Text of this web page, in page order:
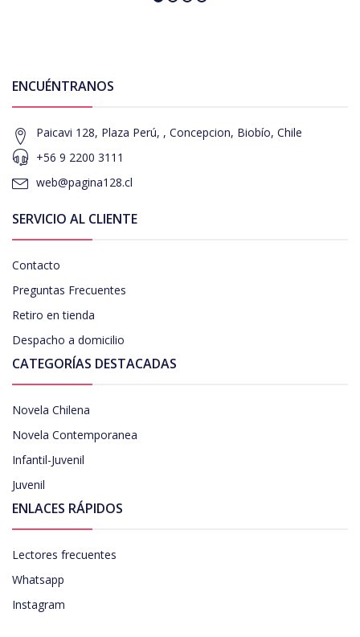
ENCUÉNTRANOS
Paicavi 128, Plaza Perú, , Concepcion, Biobío, Chile
+56 9 2200 3111
web@pagina128.cl
SERVICIO AL CLIENTE
Contacto
Preguntas Frecuentes
Retiro en tienda
Despacho a domicilio
CATEGORÍAS DESTACADAS
Novela Chilena
Novela Contemporanea
Infantil-Juvenil
Juvenil
ENLACES RÁPIDOS
Lectores frecuentes
Whatsapp
Instagram